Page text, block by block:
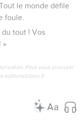
le monde défile
foule.
du tout ! Vos
»
Pour vous procurer